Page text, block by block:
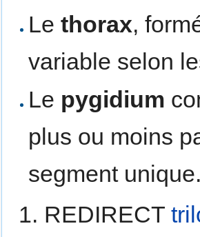
Lethorax,
variable selon
Le pygidium
plus ou moins
segment
REDIRECT